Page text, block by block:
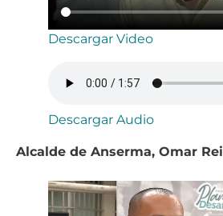
Descargar Video
Descargar Audio
Alcalde de Anserma, Omar